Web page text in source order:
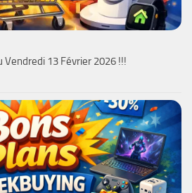
Vendredi 13 Février 2026 !!!